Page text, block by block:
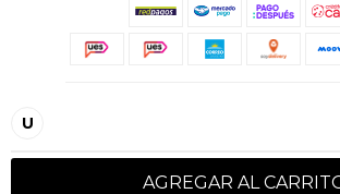
U
AGREGAR AL